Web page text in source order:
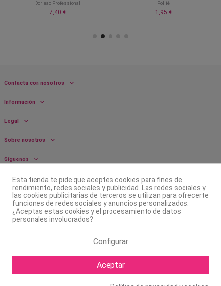
Dorleac Professional
7,40 €
Pollié
1,95 €
Contacta con nosotros
Información
Legal
Sobre nosotros
Síguenos
Boletín
Esta tienda te pide que aceptes cookies para fines de
rendimiento, redes sociales y publicidad. Las redes sociales y
las cookies publicitarias de terceros se utilizan para ofrecerte
funciones de redes sociales y anuncios personalizados.
¿Aceptas estas cookies y el procesamiento de datos
personales involucrados?
Configurar
Aceptar